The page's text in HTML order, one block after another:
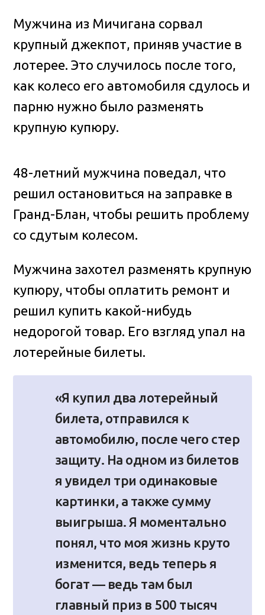
Мужчина из Мичигана сорвал
крупный джекпот, приняв участие в
лотерее. Это случилось после того,
как колесо его автомобиля сдулось и
парню нужно было разменять
крупную купюру.
48-летний мужчина поведал, что
решил остановиться на заправке в
Гранд-Блан, чтобы решить проблему
со сдутым колесом.
Мужчина захотел разменять крупную
купюру, чтобы оплатить ремонт и
решил купить какой-нибудь
недорогой товар. Его взгляд упал на
лотерейные билеты.
«Я купил два лотерейный
билета, отправился к
автомобилю, после чего стер
защиту. На одном из билетов
я увидел три одинаковые
картинки, а также сумму
выигрыша. Я моментально
понял, что моя жизнь круто
изменится, ведь теперь я
богат — ведь там был
главный приз в 500 тысяч